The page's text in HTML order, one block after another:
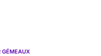
GÉMEAUX